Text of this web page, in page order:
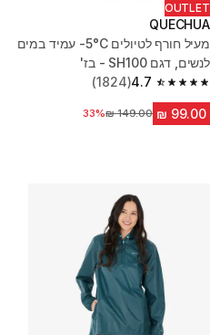
OUTLET
QUECHUA
מעיל חורף לטיולים 5°C- עמיד במים
לנשים, דגם SH100 - בז'
4.7
4.7 out of 5 stars from 1824 reviews
(1824)
מחיר לפני הנחה‏149.00 ₪
33%